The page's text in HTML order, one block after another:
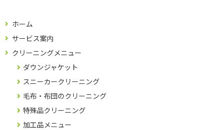
ホーム
サービス案内
クリーニングメニュー
ダウンジャケット
スニーカークリーニング
毛布・布団のクリーニング
特殊品クリーニング
加工品メニュー